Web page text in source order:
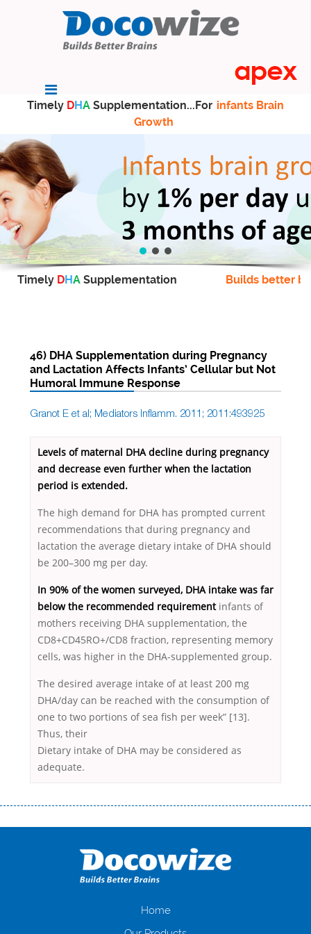
Timely DHA Supplementation...For infants Brain
Growth
Timely DHA Supplementation Builds better
46) DHA Supplementation during Pregnancy
and Lactation Affects Infants’ Cellular but Not
Humoral Immune Response
Granot E et al; Mediators Inflamm. 2011; 2011:493925
Levels of maternal DHA decline during pregnancy
and decrease even further when the lactation
period is extended.
The high demand for DHA has prompted current
recommendations that during pregnancy and
lactation the average dietary intake of DHA should
be 200–300 mg per day.
In 90% of the women surveyed, DHA intake was far
below the recommended requirementinfants of
mothers receiving DHA supplementation, the
CD8+CD45RO+/CD8 fraction, representing memory
cells, was higher in the DHA-supplemented group.
The desired average intake of at least 200 mg
DHA/day can be reached with the consumption of
one to two portions of sea fish per week” [13].
Thus, their
Dietary intake of DHA may be considered as
adequate.
оформляти кредит в банку, значить Вам добре знайомі незручності
загальна тривалість процесу, втрата особистого часу і багато-багато
іншого. Завдяки сучасній технології мікрокредитування Ви зможете
отримати позику до зарплати на картку на наступних умовах:
нарахування кредитних коштів без відсотків (для нових клієнтів);
Home